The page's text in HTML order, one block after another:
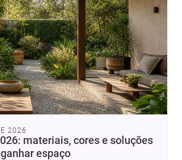
2026
materiais, cores e soluções
espaço